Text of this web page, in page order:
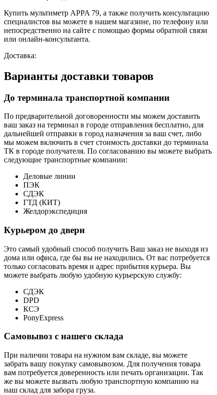
Купить мультиметр APPA 79, а также получить консультацию
специалистов вы можете в нашем магазине, по телефону или
непосредственно на сайте с помощью формы обратной связи
или онлайн-консультанта.
Доставка:
Варианты доставки товаров
До терминала транспортной компании
По предварительной договоренности мы можем доставить
ваш заказ на терминал в городе отправления бесплатно, для
дальнейшей отправки в город назначения за ваш счет, либо
мы можем включить в счет стоимость доставки до терминала
ТК в городе получателя. По согласованию вы можете выбрать
следующие транспортные компании:
Деловые линии
ПЭК
СДЭК
ГТД (КИТ)
Желдорэкспедиция
Курьером до двери
Это самый удобный способ получить Ваш заказ не выходя из
дома или офиса, где бы вы не находились. От вас потребуется
только согласовать время и адрес прибытия курьера. Вы
можете выбрать любую удобную курьерскую службу:
СДЭК
DPD
КСЭ
PonyExpress
Самовывоз с нашего склада
При наличии товара на нужном вам складе, вы можете
забрать вашу покупку самовывозом. Для получения товара
вам потребуется доверенность или печать организации. Так
же вы можете вызвать любую транспортную компанию на
наш склад для забора груза.